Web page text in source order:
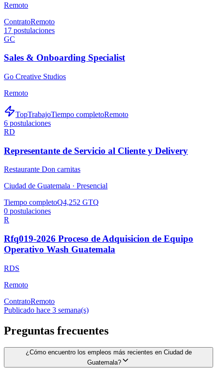
Remoto
ContratoRemoto
17 postulaciones
GC
Sales & Onboarding Specialist
Go Creative Studios
Remoto
TopTrabajoTiempo completoRemoto
6 postulaciones
RD
Representante de Servicio al Cliente y Delivery
Restaurante Don carnitas
Ciudad de Guatemala · Presencial
Tiempo completoQ4,252 GTQ
0 postulaciones
R
Rfq019-2026 Proceso de Adquisicion de Equipo
Operativo Wash Guatemala
RDS
Remoto
ContratoRemoto
Publicado hace 3 semana(s)
Preguntas frecuentes
¿Cómo encuentro los empleos más recientes en Ciudad de
Guatemala?